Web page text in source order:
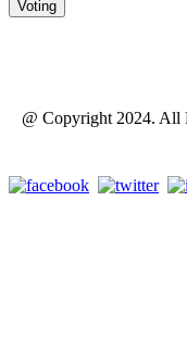
@ Copyright 2024. All